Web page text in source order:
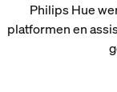
Philips Hue
platformen en